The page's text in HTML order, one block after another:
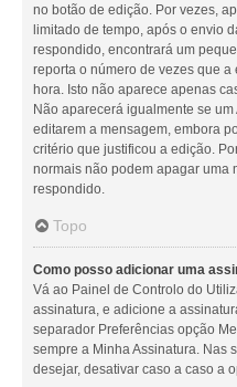
no botão de edição. Por vezes,
limitado de tempo, após o envio
respondido, encontrará um
reporta o número de vezes que
hora. Isto não aparece apenas
Não aparecerá igualmente se
editarem a mensagem, embora
critério que justificou a edição.
normais não podem apagar uma
respondido.
Topo
Como posso adicionar uma
Vá ao Painel de Controlo do
assinatura, e adicione a
separador Preferências opção
sempre a Minha Assinatura. Nas
desejar, desativar caso a caso a